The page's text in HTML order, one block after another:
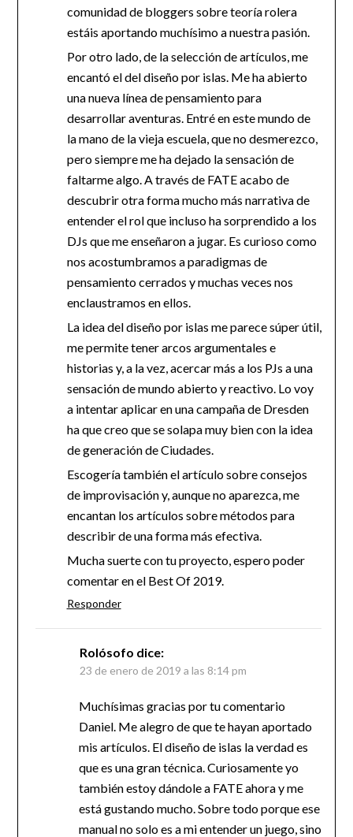
comunidad de bloggers sobre teoría rolera
estáis aportando muchísimo a nuestra pasión.
Por otro lado, de la selección de artículos, me
encantó el del diseño por islas. Me ha abierto
una nueva línea de pensamiento para
desarrollar aventuras. Entré en este mundo de
la mano de la vieja escuela, que no desmerezco,
pero siempre me ha dejado la sensación de
faltarme algo. A través de FATE acabo de
descubrir otra forma mucho más narrativa de
entender el rol que incluso ha sorprendido a los
DJs que me enseñaron a jugar. Es curioso como
nos acostumbramos a paradigmas de
pensamiento cerrados y muchas veces nos
enclaustramos en ellos.
La idea del diseño por islas me parece súper útil,
me permite tener arcos argumentales e
historias y, a la vez, acercar más a los PJs a una
sensación de mundo abierto y reactivo. Lo voy
a intentar aplicar en una campaña de Dresden
ha que creo que se solapa muy bien con la idea
de generación de Ciudades.
Escogería también el artículo sobre consejos
de improvisación y, aunque no aparezca, me
encantan los artículos sobre métodos para
describir de una forma más efectiva.
Mucha suerte con tu proyecto, espero poder
comentar en el Best Of 2019.
Responder
Rolósofo dice:
23 de enero de 2019 a las 8:14 pm
Muchísimas gracias por tu comentario
Daniel. Me alegro de que te hayan aportado
mis artículos. El diseño de islas la verdad es
que es una gran técnica. Curiosamente yo
también estoy dándole a FATE ahora y me
está gustando mucho. Sobre todo porque ese
manual no solo es a mi entender un juego, sino